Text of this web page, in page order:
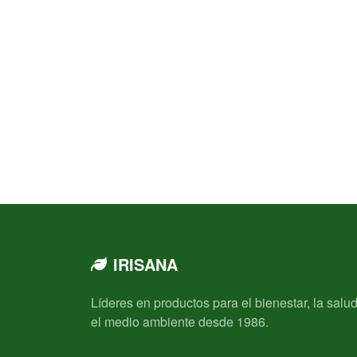
IRISANA
Líderes en productos para el bienestar, la
el medio ambiente desde 1986.